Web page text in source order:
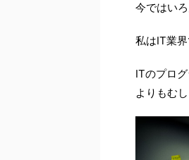
今ではい
私はIT業
ITのプロ
よりもむ